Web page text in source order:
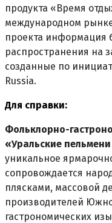
продукта «Время
международном
проекта информация
распространения на
созданные по
Russia.
Для справки:
Фольклорно-
«Уральские
уникальное
сопровождается
плясками, массовой
производителей
гастрономических